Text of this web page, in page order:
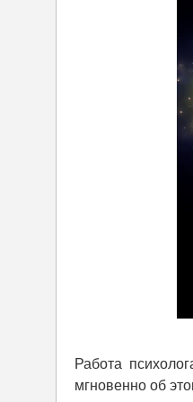
Работа
мгновенно об